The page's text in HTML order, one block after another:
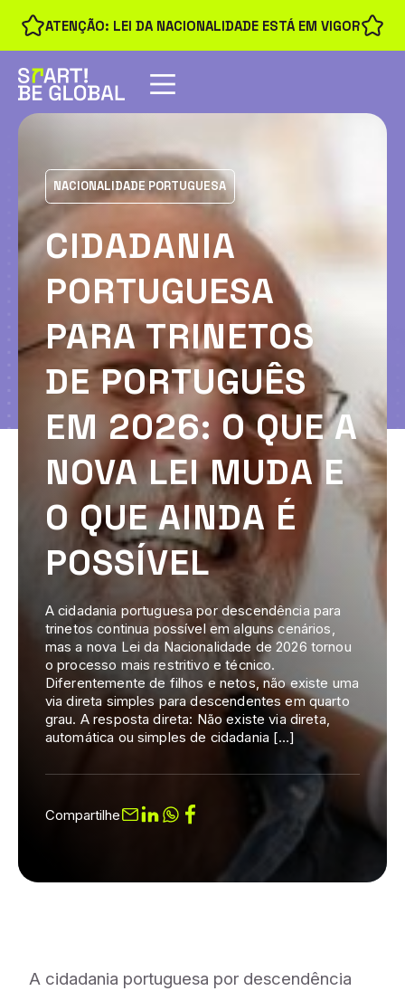
ATENÇÃO: LEI DA NACIONALIDADE ESTÁ EM VIGOR
NACIONALIDADE PORTUGUESA
CIDADANIA
PORTUGUESA
PARA TRINETOS
DE PORTUGUÊS
EM 2026: O QUE A
NOVA LEI MUDA E
O QUE AINDA É
POSSÍVEL
A cidadania portuguesa por descendência para
trinetos continua possível em alguns cenários,
mas a nova Lei da Nacionalidade de 2026 tornou
o processo mais restritivo e técnico.
Diferentemente de filhos e netos, não existe uma
via direta simples para descendentes em quarto
grau. A resposta direta: Não existe via direta,
automática ou simples de cidadania […]
Compartilhe
A cidadania portuguesa por descendência